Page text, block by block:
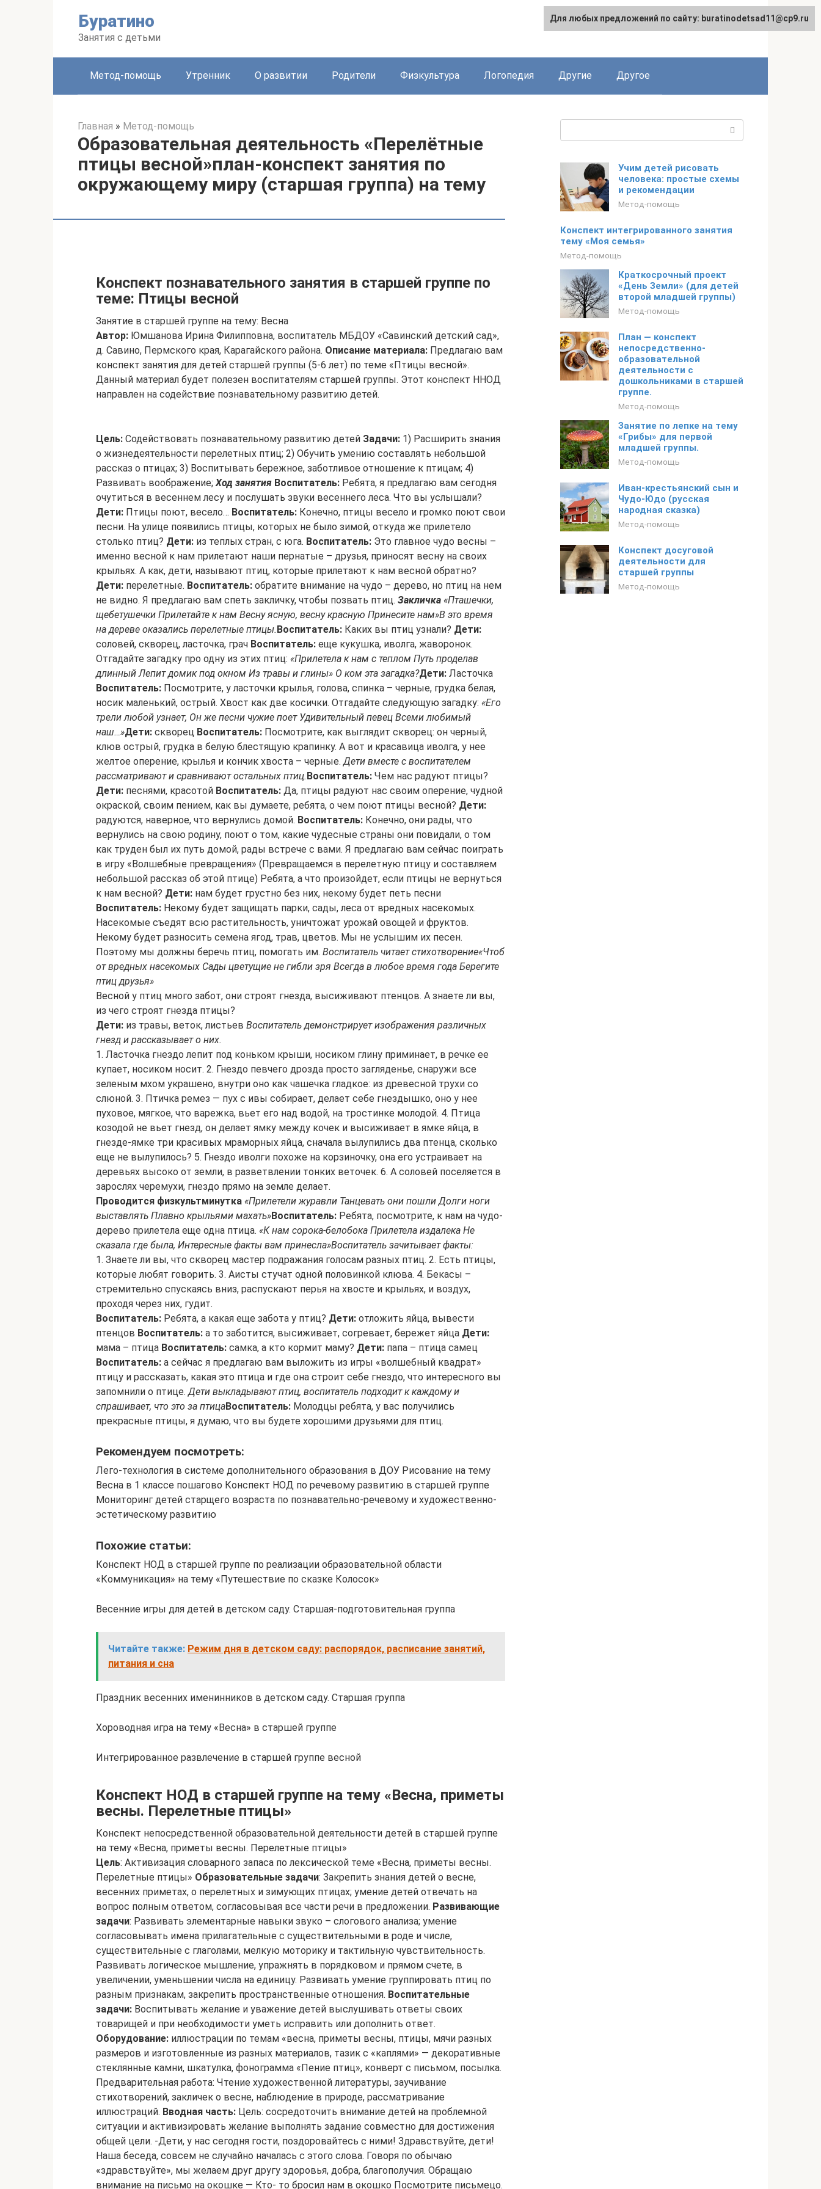
Буратино
Занятия с детьми
Метод-помощь Утренник О развитии Родители Физкультура Логопедия Другие Другое
Главная » Метод-помощь
Образовательная деятельность «Перелётные
птицы весной»план-конспект занятия по
окружающему миру (старшая группа) на тему
Конспект познавательного занятия в старшей группе по
теме: Птицы весной
Занятие в старшей группе на тему: Весна
Автор: Юмшанова Ирина Филипповна, воспитатель МБДОУ «Савинский детский сад»,
д. Савино, Пермского края, Карагайского района. Описание материала: Предлагаю вам
конспект занятия для детей старшей группы (5-6 лет) по теме «Птицы весной».
Данный материал будет полезен воспитателям старшей группы. Этот конспект ННОД
направлен на содействие познавательному развитию детей.
Цель: Содействовать познавательному развитию детей Задачи: 1) Расширить знания
о жизнедеятельности перелетных птиц; 2) Обучить умению составлять небольшой
рассказ о птицах; 3) Воспитывать бережное, заботливое отношение к птицам; 4)
Развивать воображение;Ход занятия Воспитатель: Ребята, я предлагаю вам сегодня
очутиться в весеннем лесу и послушать звуки весеннего леса. Что вы услышали?
Дети: Птицы поют, весело… Воспитатель: Конечно, птицы весело и громко поют свои
песни. На улице появились птицы, которых не было зимой, откуда же прилетело
столько птиц? Дети: из теплых стран, с юга. Воспитатель: Это главное чудо весны –
именно весной к нам прилетают наши пернатые – друзья, приносят весну на своих
крыльях. А как, дети, называют птиц, которые прилетают к нам весной обратно?
Дети: перелетные. Воспитатель: обратите внимание на чудо – дерево, но птиц на нем
не видно. Я предлагаю вам спеть закличку, чтобы позвать птиц. Закличка «Пташечки,
щебетушечки Прилетайте к нам Весну ясную, весну красную Принесите нам»В это время
на дереве оказались перелетные птицы.Воспитатель: Каких вы птиц узнали? Дети:
соловей, скворец, ласточка, грач Воспитатель: еще кукушка, иволга, жаворонок.
Отгадайте загадку про одну из этих птиц: «Прилетела к нам с теплом Путь проделав
длинный Лепит домик под окном Из травы и глины» О ком эта загадка?Дети: Ласточка
Воспитатель: Посмотрите, у ласточки крылья, голова, спинка – черные, грудка белая,
носик маленький, острый. Хвост как две косички. Отгадайте следующую загадку: «Его
трели любой узнает, Он же песни чужие поет Удивительный певец Всеми любимый
наш…»Дети: скворец Воспитатель: Посмотрите, как выглядит скворец: он черный,
клюв острый, грудка в белую блестящую крапинку. А вот и красавица иволга, у нее
желтое оперение, крылья и кончик хвоста – черные.Дети вместе с воспитателем
рассматривают и сравнивают остальных птиц.Воспитатель: Чем нас радуют птицы?
Дети: песнями, красотой Воспитатель: Да, птицы радуют нас своим оперение, чудной
окраской, своим пением, как вы думаете, ребята, о чем поют птицы весной? Дети:
радуются, наверное, что вернулись домой. Воспитатель: Конечно, они рады, что
вернулись на свою родину, поют о том, какие чудесные страны они повидали, о том
как труден был их путь домой, рады встрече с вами. Я предлагаю вам сейчас поиграть
в игру «Волшебные превращения» (Превращаемся в перелетную птицу и составляем
небольшой рассказ об этой птице) Ребята, а что произойдет, если птицы не вернуться
к нам весной? Дети: нам будет грустно без них, некому будет петь песни
Воспитатель: Некому будет защищать парки, сады, леса от вредных насекомых.
Насекомые съедят всю растительность, уничтожат урожай овощей и фруктов.
Некому будет разносить семена ягод, трав, цветов. Мы не услышим их песен.
Поэтому мы должны беречь птиц, помогать им. Воспитатель читает стихотворение«Чтоб
от вредных насекомых Сады цветущие не гибли зря Всегда в любое время года Берегите
птиц друзья»
Весной у птиц много забот, они строят гнезда, высиживают птенцов. А знаете ли вы,
из чего строят гнезда птицы?
Дети: из травы, веток, листьев Воспитатель демонстрирует изображения различных
гнезд и рассказывает о них.
1. Ласточка гнездо лепит под коньком крыши, носиком глину приминает, в речке ее
купает, носиком носит. 2. Гнездо певчего дрозда просто загляденье, снаружи все
зеленым мхом украшено, внутри оно как чашечка гладкое: из древесной трухи со
слюной. 3. Птичка ремез — пух с ивы собирает, делает себе гнездышко, оно у нее
пуховое, мягкое, что варежка, вьет его над водой, на тростинке молодой. 4. Птица
козодой не вьет гнезд, он делает ямку между кочек и высиживает в ямке яйца, в
гнезде-ямке три красивых мраморных яйца, сначала вылупились два птенца, сколько
еще не вылупилось? 5. Гнездо иволги похоже на корзиночку, она его устраивает на
деревьях высоко от земли, в разветвлении тонких веточек. 6. А соловей поселяется в
зарослях черемухи, гнездо прямо на земле делает.
Проводится физкультминутка «Прилетели журавли Танцевать они пошли Долги ноги
выставлять Плавно крыльями махать»Воспитатель: Ребята, посмотрите, к нам на чудо-
дерево прилетела еще одна птица. «К нам сорока-белобока Прилетела издалека Не
сказала где была, Интересные факты вам принесла»Воспитатель зачитывает факты:
1. Знаете ли вы, что скворец мастер подражания голосам разных птиц. 2. Есть птицы,
которые любят говорить. 3. Аисты стучат одной половинкой клюва. 4. Бекасы –
стремительно спускаясь вниз, распускают перья на хвосте и крыльях, и воздух,
проходя через них, гудит.
Воспитатель: Ребята, а какая еще забота у птиц? Дети: отложить яйца, вывести
птенцов Воспитатель: а то заботится, высиживает, согревает, бережет яйца Дети:
мама – птица Воспитатель: самка, а кто кормит маму? Дети: папа – птица самец
Воспитатель: а сейчас я предлагаю вам выложить из игры «волшебный квадрат»
птицу и рассказать, какая это птица и где она строит себе гнездо, что интересного вы
запомнили о птице.Дети выкладывают птиц, воспитатель подходит к каждому и
спрашивает, что это за птицаВоспитатель: Молодцы ребята, у вас получились
прекрасные птицы, я думаю, что вы будете хорошими друзьями для птиц.
Рекомендуем посмотреть:
Лего-технология в системе дополнительного образования в ДОУ Рисование на тему
Весна в 1 классе пошагово Конспект НОД по речевому развитию в старшей группе
Мониторинг детей старщего возраста по познавательно-речевому и художественно-
эстетическому развитию
Похожие статьи:
Конспект НОД в старшей группе по реализации образовательной области
«Коммуникация» на тему «Путешествие по сказке Колосок»
Весенние игры для детей в детском саду. Старшая-подготовительная группа
Читайте также: Режим дня в детском саду: распорядок, расписание занятий,
питания и сна
Праздник весенних именинников в детском саду. Старшая группа
Хороводная игра на тему «Весна» в старшей группе
Интегрированное развлечение в старшей группе весной
Конспект НОД в старшей группе на тему «Весна, приметы
весны. Перелетные птицы»
Конспект непосредственной образовательной деятельности детей в старшей группе
на тему «Весна, приметы весны. Перелетные птицы»
Цель: Активизация словарного запаса по лексической теме «Весна, приметы весны.
Перелетные птицы» Образовательные задачи: Закрепить знания детей о весне,
весенних приметах, о перелетных и зимующих птицах; умение детей отвечать на
вопрос полным ответом, согласовывая все части речи в предложении. Развивающие
задачи: Развивать элементарные навыки звуко – слогового анализа; умение
согласовывать имена прилагательные с существительными в роде и числе,
существительные с глаголами, мелкую моторику и тактильную чувствительность.
Развивать логическое мышление, упражнять в порядковом и прямом счете, в
увеличении, уменьшении числа на единицу. Развивать умение группировать птиц по
разным признакам, закрепить пространственные отношения. Воспитательные
задачи: Воспитывать желание и уважение детей выслушивать ответы своих
товарищей и при необходимости уметь исправить или дополнить ответ.
Оборудование: иллюстрации по темам «весна, приметы весны, птицы, мячи разных
размеров и изготовленные из разных материалов, тазик с «каплями» — декоративные
стеклянные камни, шкатулка, фонограмма «Пение птиц», конверт с письмом, посылка.
Предварительная работа: Чтение художественной литературы, заучивание
стихотворений, закличек о весне, наблюдение в природе, рассматривание
иллюстраций. Вводная часть: Цель: сосредоточить внимание детей на проблемной
ситуации и активизировать желание выполнять задание совместно для достижения
общей цели. -Дети, у нас сегодня гости, поздоровайтесь с ними! Здравствуйте, дети!
Наша беседа, совсем не случайно началась с этого слова. Говоря по обычаю
«здравствуйте», мы желаем друг другу здоровья, добра, благополучия. Обращаю
внимание на письмо на окошке — Кто- то бросил нам в окошко Посмотрите письмецо.
Учим детей рисовать
человека: простые схемы
и рекомендации
Метод-помощь
Конспект интегрированного занятия
тему «Моя семья»
Метод-помощь
Краткосрочный проект
«День Земли» (для детей
второй младшей группы)
Метод-помощь
План — конспект
непосредственно-
образовательной
деятельности с
дошкольниками в старшей
группе.
Метод-помощь
Занятие по лепке на тему
«Грибы» для первой
младшей группы.
Метод-помощь
Иван-крестьянский сын и
Чудо-Юдо (русская
народная сказка)
Метод-помощь
Конспект досуговой
деятельности для
старшей группы
Метод-помощь
Для любых предложений по сайту: buratinodetsad11@cp9.ru